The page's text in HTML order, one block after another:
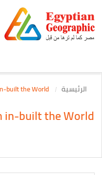
الرئيسية
in-built the World